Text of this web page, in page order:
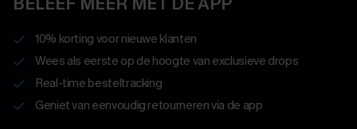
10% korting voor nieuwe klanten
Wees als eerste op de hoogte van exclusieve drops
Real-time besteltracking
Geniet van eenvoudig retourneren via de app